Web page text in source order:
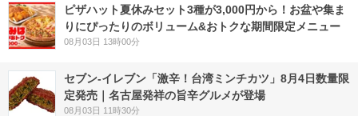
ピザハット夏休みセット3種が3,000円から！お盆や集ま
りにぴったりのボリューム&おトクな期間限定メニュー
08月03日 13時00分
セブン-イレブン「激辛！台湾ミンチカツ」8月4日数量限
定発売｜名古屋発祥の旨辛グルメが登場
08月03日 11時30分